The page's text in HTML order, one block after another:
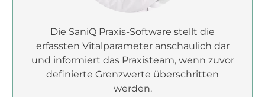
Die SaniQ Praxis-Software stellt die
erfassten Vitalparameter anschaulich dar
und informiert das Praxisteam, wenn zuvor
definierte Grenzwerte überschritten
werden.